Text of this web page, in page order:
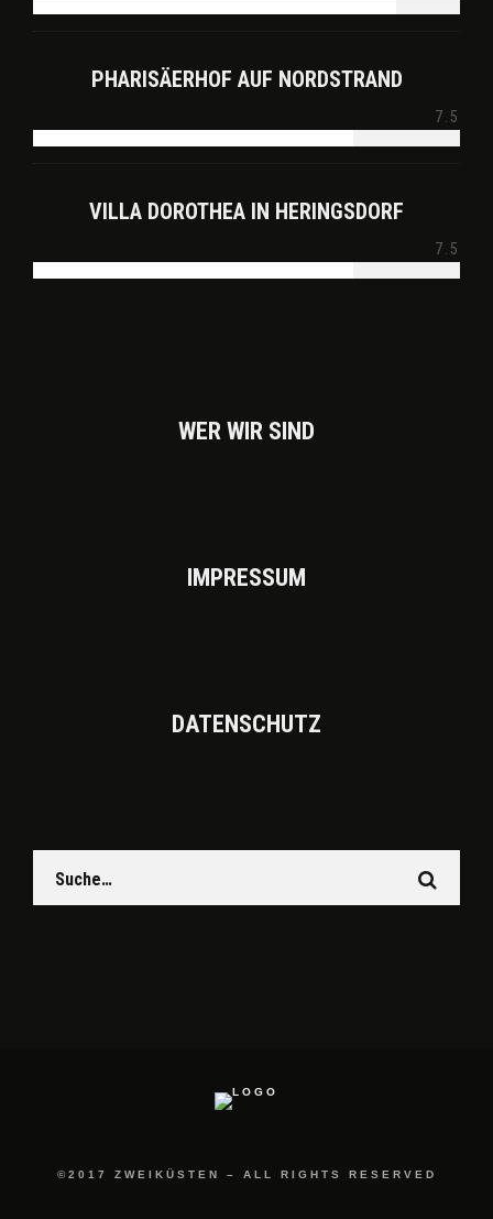
PHARISÄERHOF AUF NORDSTRAND
7.5
VILLA DOROTHEA IN HERINGSDORF
7.5
WER WIR SIND
IMPRES­SUM
DATEN­SCHUTZ
©2017 ZWEIKÜSTEN – ALL RIGHTS RESERVED